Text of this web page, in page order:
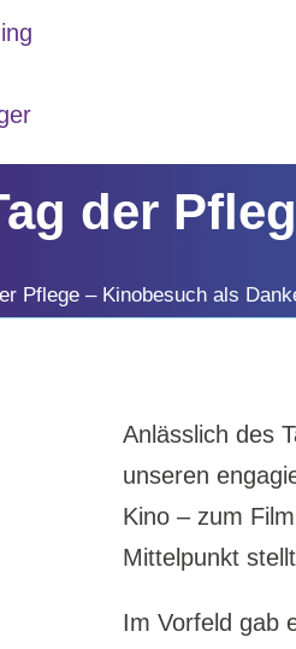
der
Pflege – Kinobesuch als
Anlässlich des
unseren
Kino – zum Film
Mittelpunkt
Im Vorfeld gab